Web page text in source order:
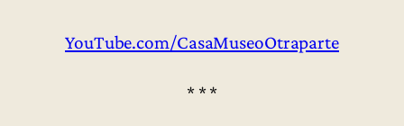
YouTube.com/CasaMuseoOtraparte
* * *